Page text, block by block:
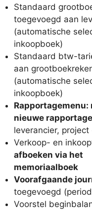
Standaard
toegevoegd aan
(automatische
inkoopboek)
Standaard btw-
aan
(automatische
inkoopboek)
Rapportagemenu:
nieuwe
leverancier,
Verkoop- en
afboeken via het
memoriaalboek
Voorafgaande
toegevoegd
Voorstel